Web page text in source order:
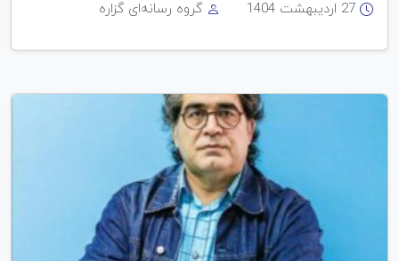
27 اردیبهشت 1404 گروه رسانه‌ای گزاره